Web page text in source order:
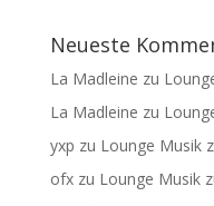
Neueste
La Madleine zu
La Madleine zu
yxp zu Lounge Musik
ofxzu Lounge Musik